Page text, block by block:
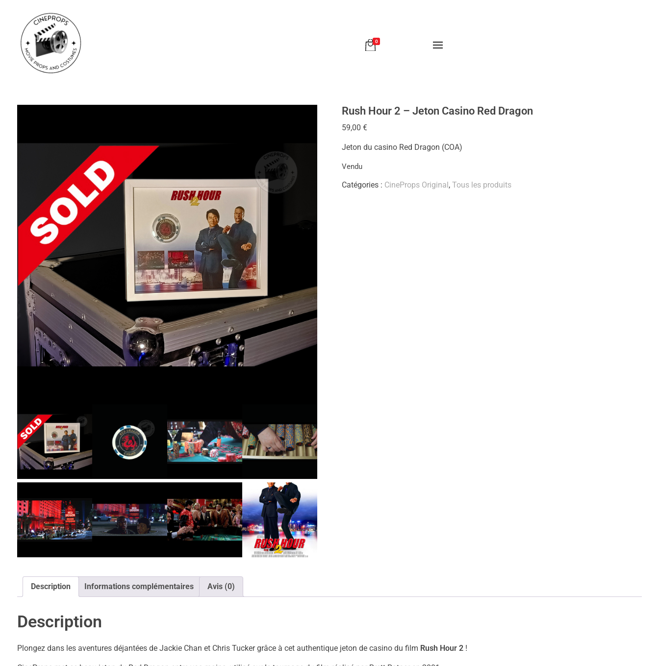
0
Rush Hour 2 – Jeton Casino Red Dragon
59,00€
Jeton du casino Red Dragon (COA)
Vendu
Catégories : CineProps Original,Tous les produits
Description Informations complémentaires Avis (0)
Description
Plongez dans les aventures déjantées de Jackie Chan et Chris Tucker grâce à cet authentique jeton de casino du film Rush Hour 2 !